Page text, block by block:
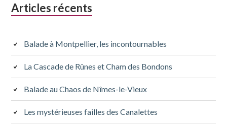
Colonne
subsidiaire
Articles récents
Balade à Montpellier, les incontournables
La Cascade de Rûnes et Cham des Bondons
Balade au Chaos de Nîmes-le-Vieux
Les mystérieuses failles des Canalettes